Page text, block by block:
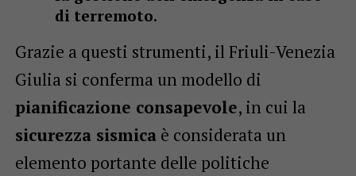
di terremoto.
Grazie a questi strumenti, il Friuli-Venezia
Giulia si conferma un modello di
pianificazione consapevole, in cui la
sicurezza sismicaè considerata un
elemento portante delle politiche